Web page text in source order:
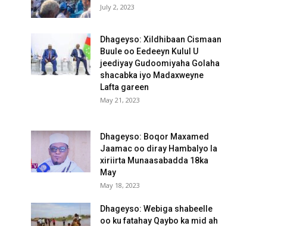
July 2, 2023
Dhageyso: Xildhibaan Cismaan
Buule oo Eedeeyn Kulul U
jeediyay Gudoomiyaha Golaha
shacabka iyo Madaxweyne
Lafta gareen
May 21, 2023
Dhageyso: Boqor Maxamed
Jaamac oo diray Hambalyo la
xiriirta Munaasabadda 18ka
May
May 18, 2023
Dhageyso: Webiga shabeelle
oo ku fatahay Qaybo ka mid ah